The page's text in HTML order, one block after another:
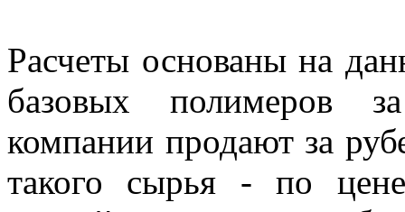
Расчеты основаны на
базовых полимеров
компании продают за
такого сырья - по